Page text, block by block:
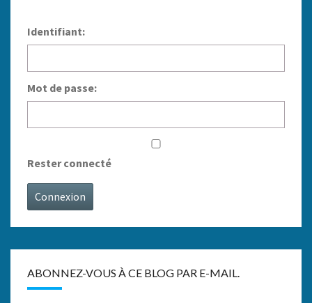
Identifiant:
Mot de passe:
Rester connecté
Connexion
ABONNEZ-VOUS À CE BLOG PAR E-MAIL.